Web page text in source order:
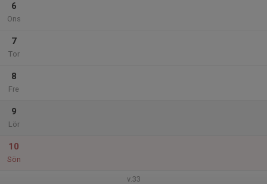
6
Ons
7
Tor
8
Fre
9
Lör
10
Sön
v.33